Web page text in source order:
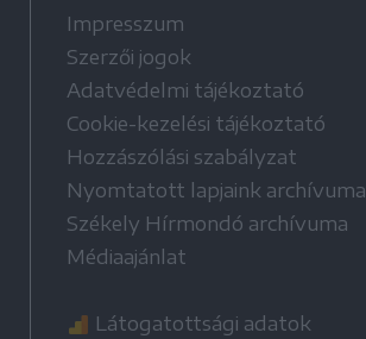
Impresszum
Szerzői jogok
Adatvédelmi tájékoztató
Cookie-kezelési tájékoztató
Hozzászólási szabályzat
Nyomtatott lapjaink archívuma
Székely Hírmondó archívuma
Médiaajánlat
Látogatottsági adatok